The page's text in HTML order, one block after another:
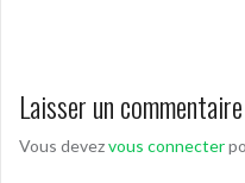
Laisser un commentaire
Vous devezvous connecter